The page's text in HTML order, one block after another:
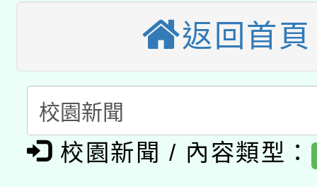
接種對象擴大為「滿6
月28日止
業技術研究院辦理「
用水績優單位及節水達
動」
115年8月22日(星期六
桃園市孔廟祈福系列
開 智慧啟航」
2026年桃園地景藝術
「2026桃園藝術巡演
關事宜
轉知教育部國民及學前
國立臺灣師範大學辦
函轉國家教育研究院中
返回首頁
校園新聞 / 內容類型：